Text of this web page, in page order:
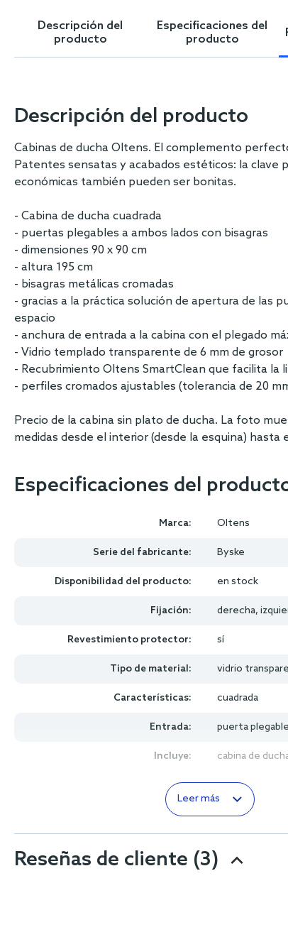
beginning
Descripción del
producto
Especificaciones del
producto
Descripción del producto
Cabinas de ducha Oltens. El complemento
Patentes sensatas y acabados estéticos: la clave
económicas también pueden ser bonitas.
- Cabina de ducha cuadrada
- puertas plegables a ambos lados con bisagras
- dimensiones 90 x 90 cm
- altura 195 cm
- bisagras metálicas cromadas
- gracias a la práctica solución de apertura de las
espacio
- anchura de entrada a la cabina con el plegado
- Vidrio templado transparente de 6 mm de grosor
- Recubrimiento Oltens SmartClean que facilita la
- perfiles cromados ajustables (tolerancia de 20
Precio de la cabina sin plato de ducha. La foto
medidas desde el interior (desde la esquina)
Especificaciones del
Marca: Oltens
Serie del fabricante: Byske
Disponibilidad del producto: en stock
Fijación: derecha,
Revestimiento protector: sí
Tipo de material: vidrio
Características: cuadrada
Entrada: puerta plegable
Incluye: cabina de
Leer más
Reseñas de cliente (3)